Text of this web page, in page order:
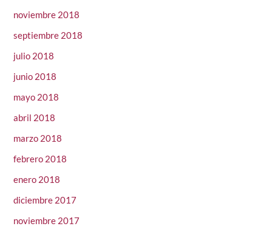
noviembre 2018
septiembre 2018
julio 2018
junio 2018
mayo 2018
abril 2018
marzo 2018
febrero 2018
enero 2018
diciembre 2017
noviembre 2017